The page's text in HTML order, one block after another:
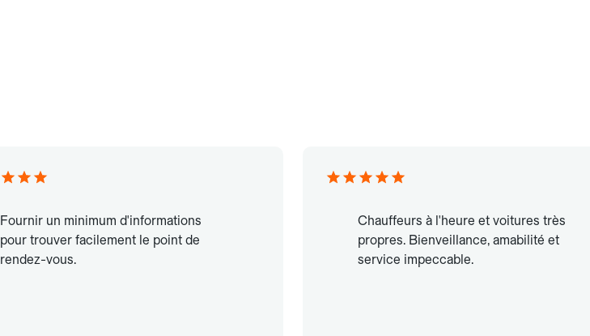
Fournir un minimum d'informations
pour trouver facilement le point de
rendez-vous.
Chauffeurs à l'heure et voitures très
propres. Bienveillance, amabilité et
service impeccable.